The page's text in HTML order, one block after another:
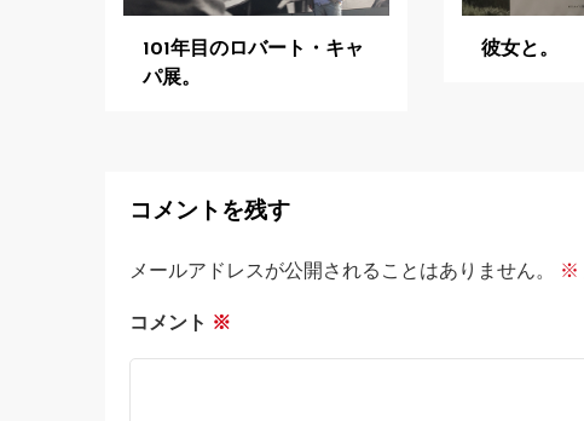
101年目のロバート・キャ
パ展。
彼女と。
コメントを残す
メールアドレスが公開されることはありません。 ※
コメント ※